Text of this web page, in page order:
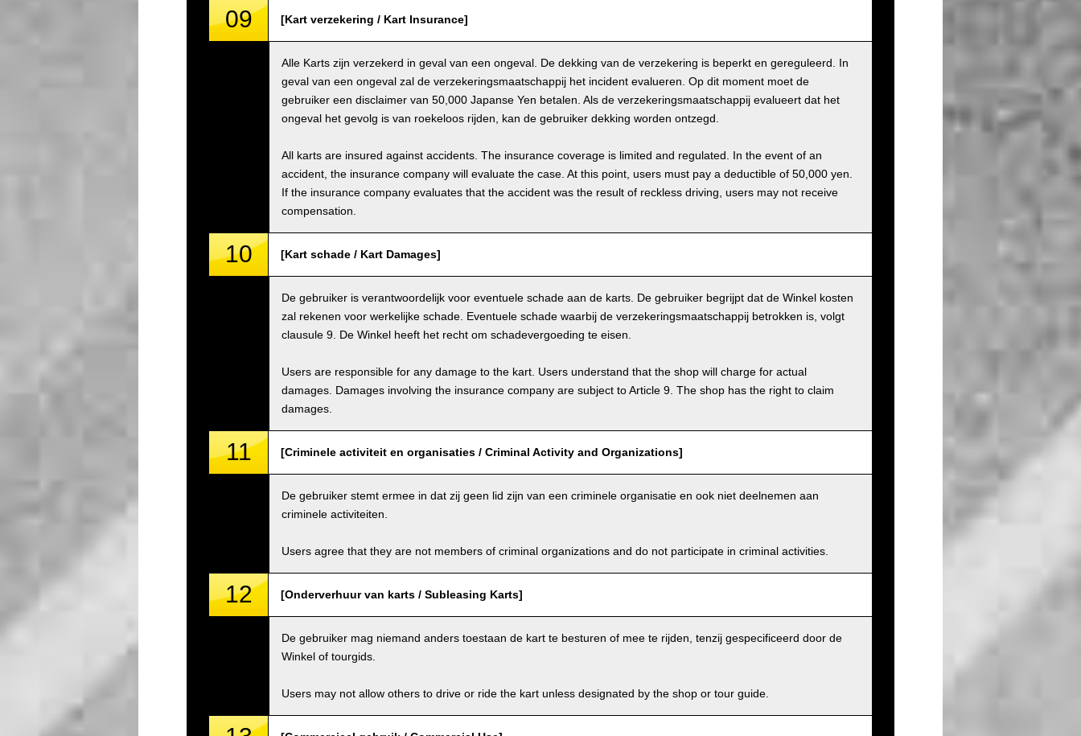
09 [Kart verzekering / Kart Insurance]
Alle Karts zijn verzekerd in geval van een ongeval. De dekking van de verzekering is beperkt en gereguleerd. In
geval van een ongeval zal de verzekeringsmaatschappij het incident evalueren. Op dit moment moet de
gebruiker een disclaimer van 50,000 Japanse Yen betalen. Als de verzekeringsmaatschappij evalueert dat het
ongeval het gevolg is van roekeloos rijden, kan de gebruiker dekking worden ontzegd.
All karts are insured against accidents. The insurance coverage is limited and regulated. In the event of an
accident, the insurance company will evaluate the case. At this point, users must pay a deductible of 50,000 yen.
If the insurance company evaluates that the accident was the result of reckless driving, users may not receive
compensation.
10 [Kart schade / Kart Damages]
De gebruiker is verantwoordelijk voor eventuele schade aan de karts. De gebruiker begrijpt dat de Winkel kosten
zal rekenen voor werkelijke schade. Eventuele schade waarbij de verzekeringsmaatschappij betrokken is, volgt
clausule 9. De Winkel heeft het recht om schadevergoeding te eisen.
Users are responsible for any damage to the kart. Users understand that the shop will charge for actual
damages. Damages involving the insurance company are subject to Article 9. The shop has the right to claim
damages.
11 [Criminele activiteit en organisaties / Criminal Activity and Organizations]
De gebruiker stemt ermee in dat zij geen lid zijn van een criminele organisatie en ook niet deelnemen aan
criminele activiteiten.
Users agree that they are not members of criminal organizations and do not participate in criminal activities.
12 [Onderverhuur van karts / Subleasing Karts]
De gebruiker mag niemand anders toestaan de kart te besturen of mee te rijden, tenzij gespecificeerd door de
Winkel of tourgids.
Users may not allow others to drive or ride the kart unless designated by the shop or tour guide.